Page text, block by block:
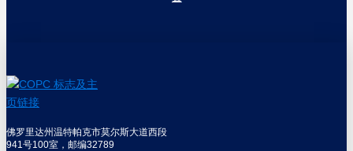
佛罗里达州温特帕克市莫尔斯大道西段
941号100室，邮编32789